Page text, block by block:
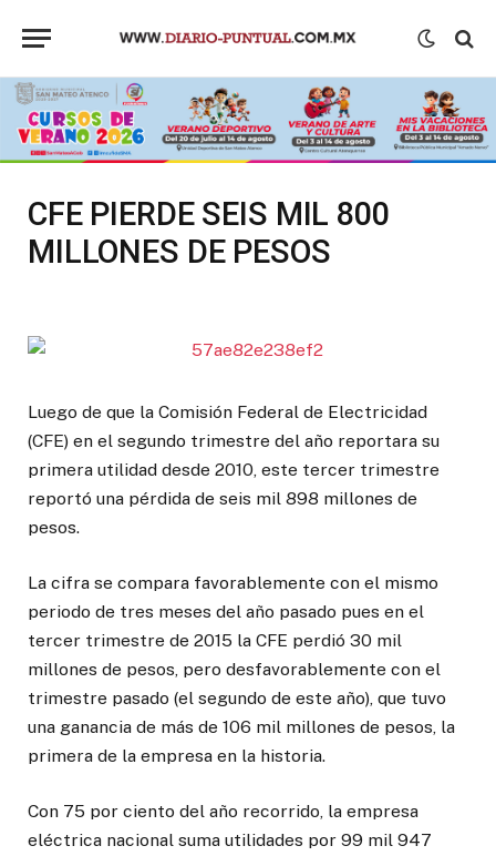
CFE PIERDE SEIS MIL 800
MILLONES DE PESOS
Luego de que la Comisión Federal de Electricidad
(CFE) en el segundo trimestre del año reportara su
primera utilidad desde 2010, este tercer trimestre
reportó una pérdida de seis mil 898 millones de
pesos.
La cifra se compara favorablemente con el mismo
periodo de tres meses del año pasado pues en el
tercer trimestre de 2015 la CFE perdió 30 mil
millones de pesos, pero desfavorablemente con el
trimestre pasado (el segundo de este año), que tuvo
una ganancia de más de 106 mil millones de pesos, la
primera de la empresa en la historia.
Con 75 por ciento del año recorrido, la empresa
eléctrica nacional suma utilidades por 99 mil 947